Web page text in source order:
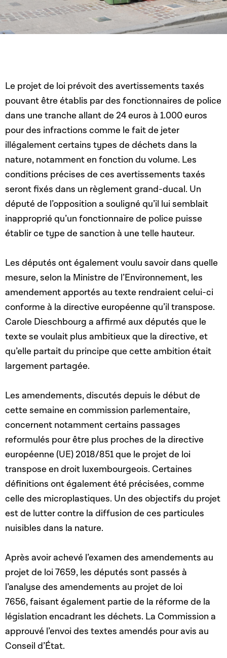
Le projet de loi prévoit des avertissements taxés
pouvant être établis par des fonctionnaires de police
dans une tranche allant de 24 euros à 1.000 euros
pour des infractions comme le fait de jeter
illégalement certains types de déchets dans la
nature, notamment en fonction du volume. Les
conditions précises de ces avertissements taxés
seront fixés dans un règlement grand-ducal. Un
député de l’opposition a souligné qu’il lui semblait
inapproprié qu’un fonctionnaire de police puisse
établir ce type de sanction à une telle hauteur.
Les députés ont également voulu savoir dans quelle
mesure, selon la Ministre de l’Environnement, les
amendement apportés au texte rendraient celui-ci
conforme à la directive européenne qu’il transpose.
Carole Dieschbourg a affirmé aux députés que le
texte se voulait plus ambitieux que la directive, et
qu’elle partait du principe que cette ambition était
largement partagée.
Les amendements, discutés depuis le début de
cette semaine en commission parlementaire,
concernent notamment certains passages
reformulés pour être plus proches de la directive
européenne (UE) 2018/851 que le projet de loi
transpose en droit luxembourgeois. Certaines
définitions ont également été précisées, comme
celle des microplastiques. Un des objectifs du projet
est de lutter contre la diffusion de ces particules
nuisibles dans la nature.
Après avoir achevé l’examen des amendements au
projet de loi 7659, les députés sont passés à
l’analyse des amendements au projet de loi
7656, faisant également partie de la réforme de la
législation encadrant les déchets. La Commission a
approuvé l’envoi des textes amendés pour avis au
Conseil d’État.